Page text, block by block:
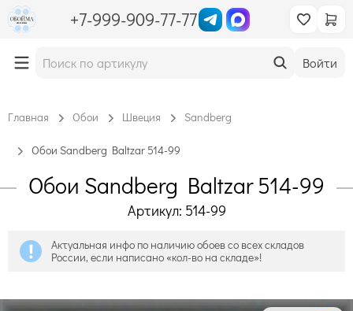
+7-999-909-77-77
Войти
Главная Обои Швеция Sandberg
Обои Sandberg Baltzar 514-99
Обои Sandberg Baltzar 514-99
Артикул: 514-99
Актуальная инфо по наличию обоев со всех складов
России, если написано «кол-во на складе»!